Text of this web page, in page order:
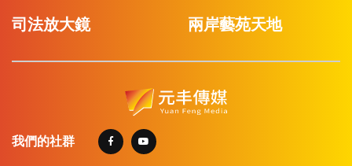
司法放大鏡 兩岸藝苑天地
我們的社群